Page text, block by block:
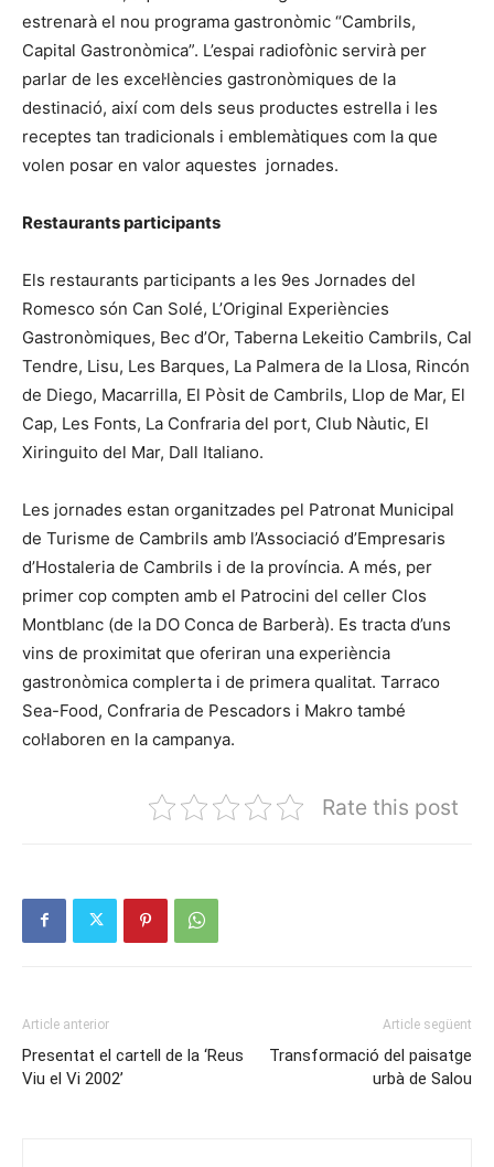
estrenarà el nou programa gastronòmic “Cambrils,
Capital Gastronòmica”. L’espai radiofònic servirà per
parlar de les excel·lències gastronòmiques de la
destinació, així com dels seus productes estrella i les
receptes tan tradicionals i emblemàtiques com la que
volen posar en valor aquestes jornades.
Restaurants participants
Els restaurants participants a les 9es Jornades del
Romesco són Can Solé, L’Original Experiències
Gastronòmiques, Bec d’Or, Taberna Lekeitio Cambrils, Cal
Tendre, Lisu, Les Barques, La Palmera de la Llosa, Rincón
de Diego, Macarrilla, El Pòsit de Cambrils, Llop de Mar, El
Cap, Les Fonts, La Confraria del port, Club Nàutic, El
Xiringuito del Mar, Dall Italiano.
Les jornades estan organitzades pel Patronat Municipal
de Turisme de Cambrils amb l’Associació d’Empresaris
d’Hostaleria de Cambrils i de la província. A més, per
primer cop compten amb el Patrocini del celler Clos
Montblanc (de la DO Conca de Barberà). Es tracta d’uns
vins de proximitat que oferiran una experiència
gastronòmica complerta i de primera qualitat. Tarraco
Sea-Food, Confraria de Pescadors i Makro també
col·laboren en la campanya.
Rate this post
Article anterior
Presentat el cartell de la ‘Reus
Viu el Vi 2002’
Article següent
Transformació del paisatge
urbà de Salou